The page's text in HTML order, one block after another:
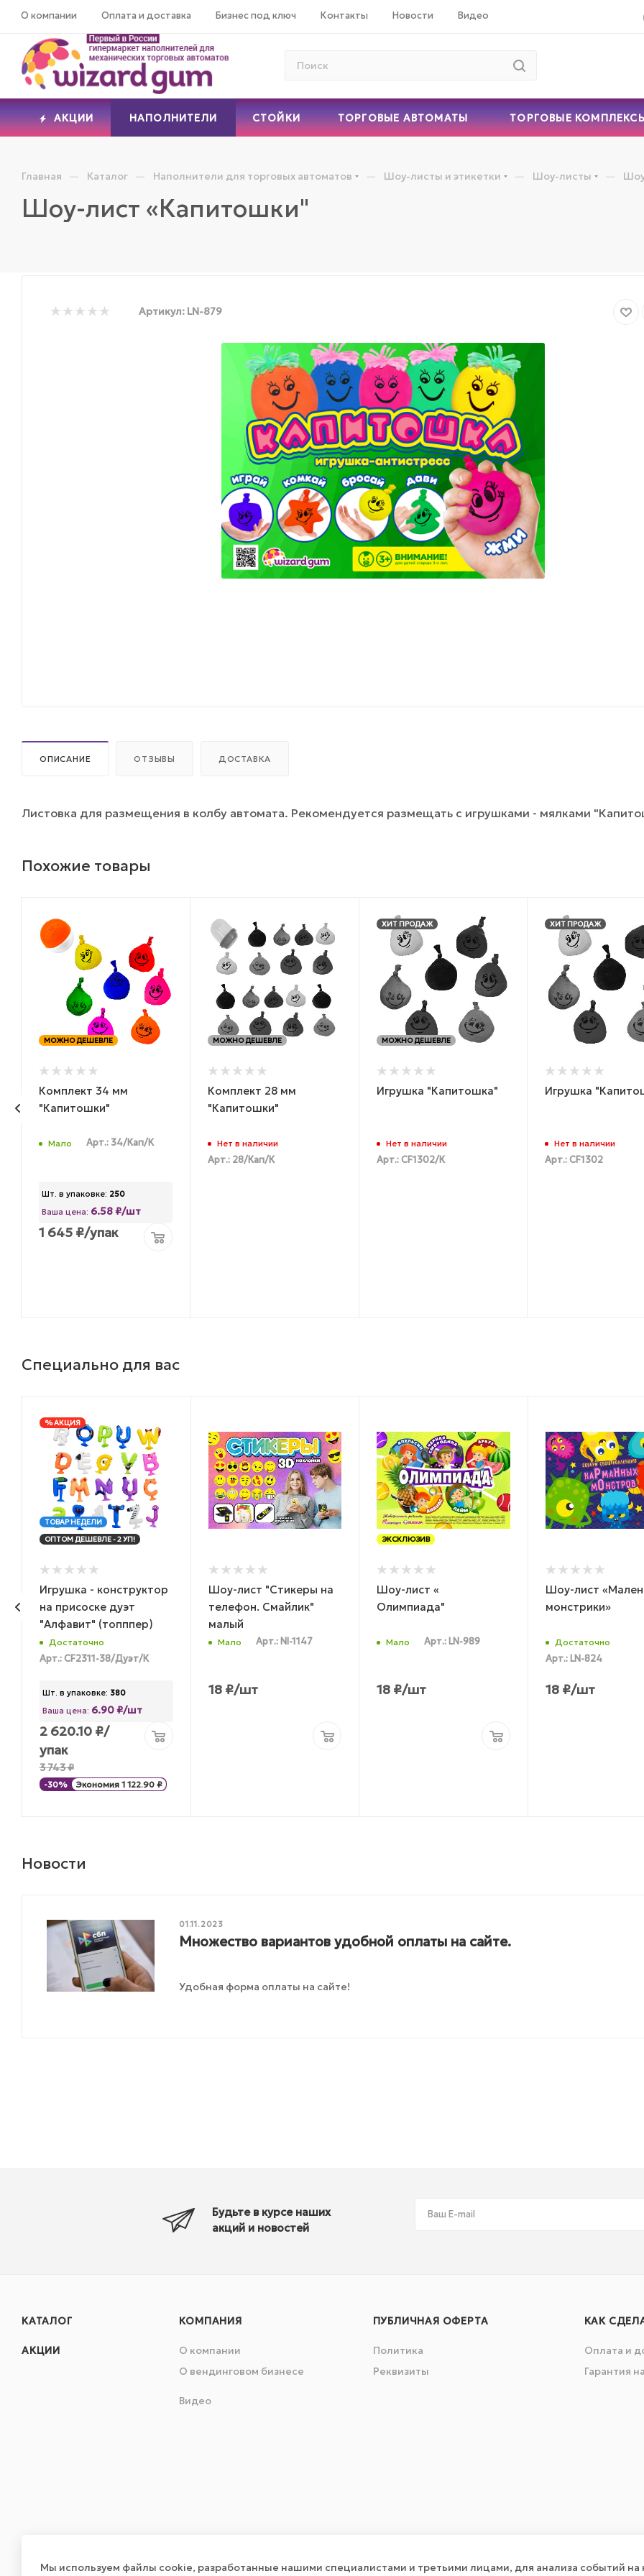
О компании Оплата и доставка Бизнес под ключ Контакты Новости Видео
АКЦИИ НАПОЛНИТЕЛИ СТОЙКИ ТОРГОВЫЕ АВТОМАТЫ ТОРГОВЫЕ
Главная — Каталог — Наполнители для торговых автоматов — Шоу-листы и этикетки — Шоу-листы —
Шоу-лист «Капитошки"
Артикул: LN-879
ОПИСАНИЕ ОТЗЫВЫ ДОСТАВКА
Листовка для размещения в колбу автомата. Рекомендуется размещать с игрушками - мялками
Похожие товары
МОЖНО ДЕШЕВЛЕ
Комплект 34 мм
"Капитошки"
Мало Арт.: 34/Кап/К
Шт. в упаковке: 250
Ваша цена: 6.58 ₽/шт
1 645 ₽/упак
МОЖНО ДЕШЕВЛЕ
Комплект 28 мм
"Капитошки"
Нет в наличии
Арт.: 28/Кап/К
ХИТ ПРОДАЖ
МОЖНО ДЕШЕВЛЕ
Игрушка "Капитошка"
Нет в наличии
Арт.: CF1302/К
ХИТ ПРОДАЖ
Игрушка
Нет в наличии
Арт.: CF1302
Специально для вас
% АКЦИЯ
ТОВАР НЕДЕЛИ
ОПТОМ ДЕШЕВЛЕ - 2 УП!
Игрушка - конструктор
на присоске дуэт
"Алфавит" (топппер)
Достаточно
Арт.: CF2311-38/Дуэт/К
Шт. в упаковке: 380
Ваша цена: 6.90 ₽/шт
2 620.10₽/
упак
3 743₽
-30% Экономия 1 122.90₽
Шоу-лист "Стикеры на
телефон. Смайлик"
малый
Мало Арт.: NI-1147
18₽/шт
ЭКСКЛЮЗИВ
Шоу-лист «
Олимпиада"
Мало Арт.: LN-989
18 ₽/шт
Шоу-лист
монстрики»
Достаточно
Арт.: LN-824
18 ₽/шт
Новости
01.11.2023
Множество вариантов удобной оплаты на сайте.
Удобная форма оплаты на сайте!
Будьте в курсе наших
акций и новостей
КАТАЛОГ
АКЦИИ
КОМПАНИЯ
О компании
О вендинговом бизнесе
Видео
ПУБЛИЧНАЯ ОФЕРТА
Политика
Реквизиты
КАК
Оплата и
Гарантия
Мы используем файлы cookie, разработанные нашими специалистами и третьими лицами, для анализа событий на